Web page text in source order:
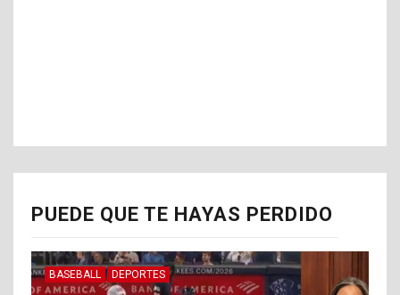
PUEDE QUE TE HAYAS PERDIDO
BASEBALL DEPORTES